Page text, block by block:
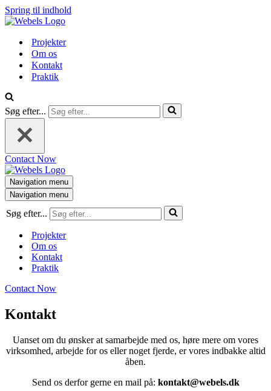
Spring til indhold
Projekter
Om os
Kontakt
Praktik
Søg efter...
Contact Now
Navigation menu
Navigation menu
Søg efter...
Projekter
Om os
Kontakt
Praktik
Contact Now
Kontakt
Uanset om du ønsker at samarbejde med os, høre mere om vores
virksomhed, arbejde for os eller noget fjerde, er vores indbakke altid
åben.
Send os derfor gerne en mail på: kontakt@webels.dk